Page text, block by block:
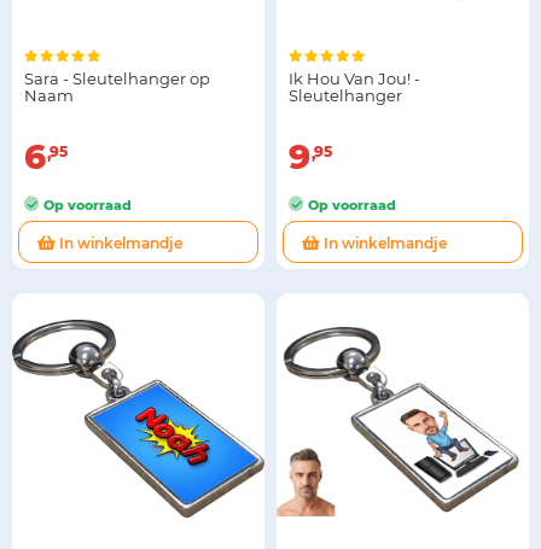
Sara - Sleutelhanger op
Naam
6 95
Op voorraad
In winkelmandje
Ik Hou Van Jou! -
Sleutelhanger
9 95
Op voorraad
In winkelmandje